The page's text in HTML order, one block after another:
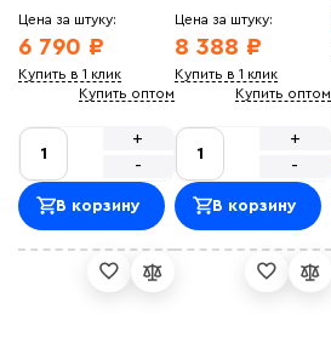
Макс. производительность (м³/час)
Макс. тепловая мощность (кВт)
Цена за штуку:
6 790 ₽
Купить в 1 клик
Купить оптом
-
+
В корзину
Цена за штуку:
8 388 ₽
Купить в 1 клик
Купить оптом
-
+
В корзину